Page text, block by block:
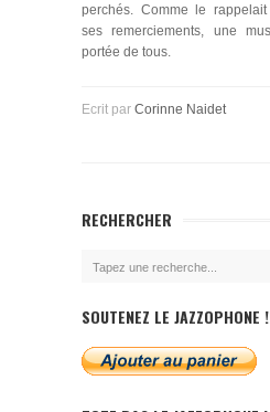
perchés. Comme le rappelait
ses remerciements, une
portée de tous.
Ecrit par Corinne Naidet
RECHERCHER
SOUTENEZ LE JAZZOPHONE